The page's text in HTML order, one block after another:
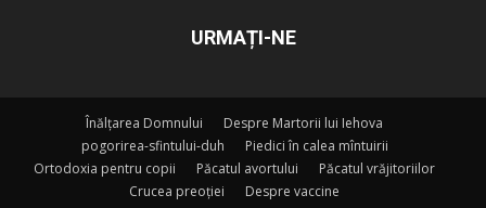
URMAȚI-NE
Înălțarea Domnului
Despre Martorii lui Iehova
pogorirea-sfintului-duh
Piedici în calea mîntuirii
Ortodoxia pentru copii
Păcatul avortului
Păcatul vrăjitoriilor
Crucea preoției
Despre vaccine